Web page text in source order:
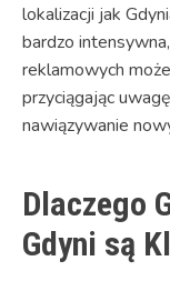
lokalizacji jak
bardzo
reklamowych
przyciągając
nawiązywanie
Dlaczego
Gdyni są